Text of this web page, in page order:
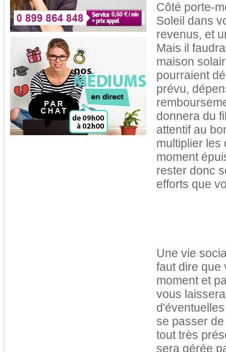
Côté porte-
Soleil dans
revenus, et
Mais il
maison
pourraient
prévu,
donnera du
attentif au
multiplier les
moment
rester donc
efforts que
Une vie
faut dire que
moment et
vous
se passer
tout très
sera gérée